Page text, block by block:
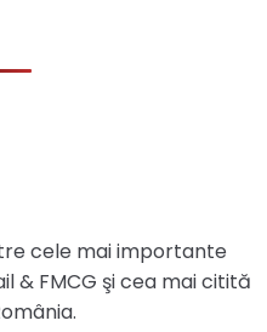
cele mai importante
& FMCG şi cea mai citită